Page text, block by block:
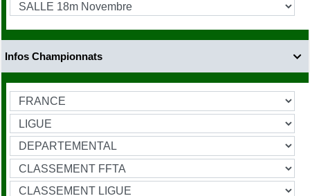

Infos Championnats